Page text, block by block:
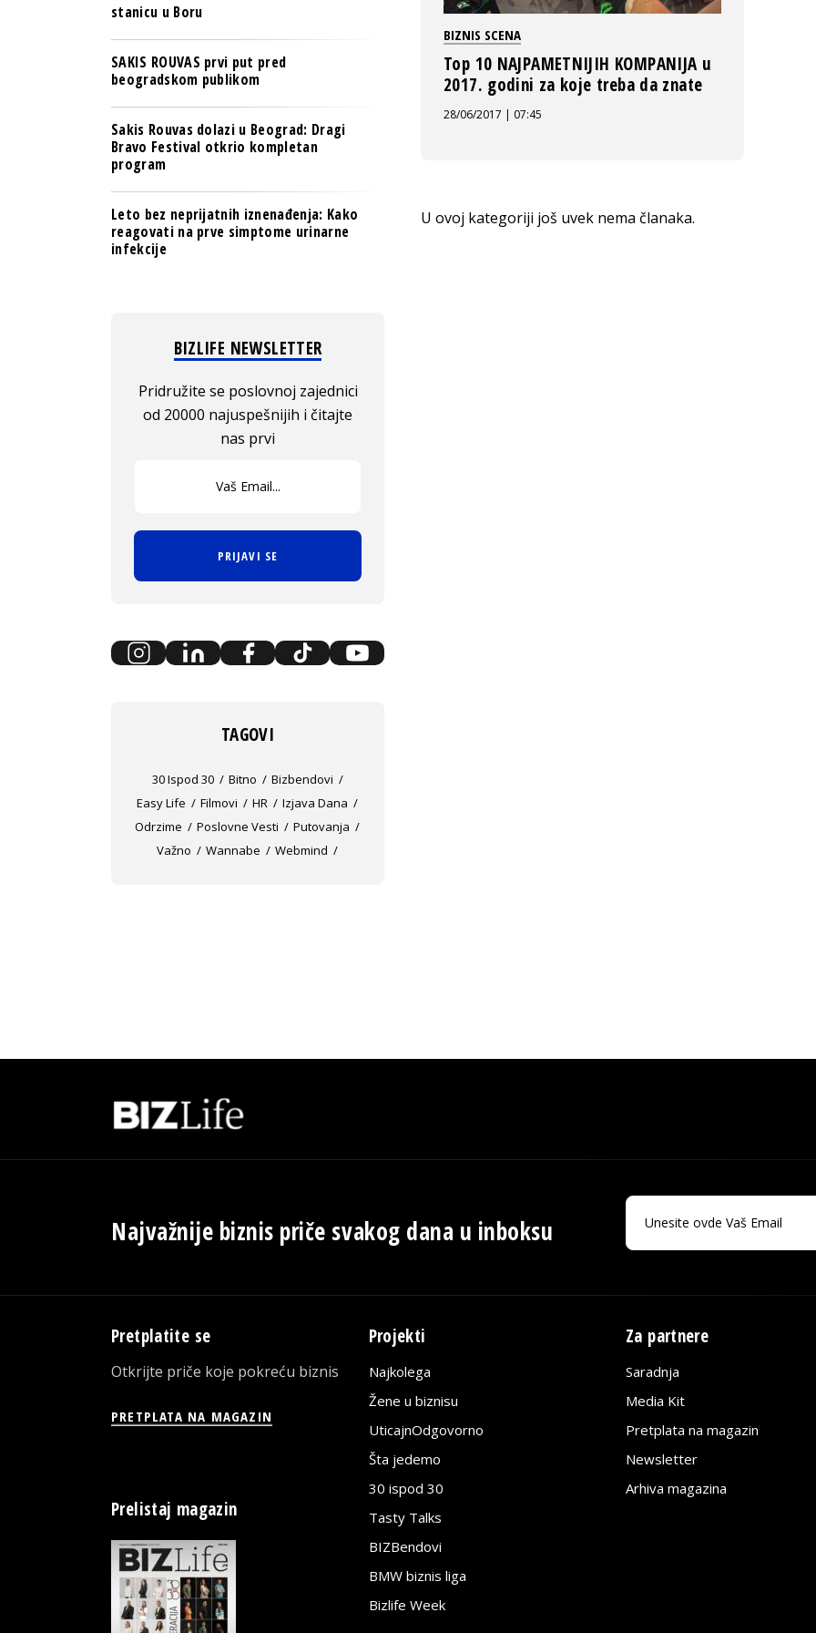
BIZNIS SCENA
Top 10 NAJPAMETNIJIH KOMPANIJA u
2017. godini za koje treba da znate
28/06/2017 | 07:45
U ovoj kategoriji još uvek nema članaka.
stanicu u Boru
SAKIS ROUVAS prvi put pred
beogradskom publikom
Sakis Rouvas dolazi u Beograd: Dragi
Bravo Festival otkrio kompletan
program
Leto bez neprijatnih iznenađenja: Kako
reagovati na prve simptome urinarne
infekcije
BIZLIFE NEWSLETTER
Pridružite se poslovnoj zajednici
od 20000 najuspešnijih i čitajte
nas prvi
PRIJAVI SE
TAGOVI
30 Ispod 30 Bitno
Bizbendovi
Easy Life
Filmovi HR
Izjava Dana
Odrzime
Poslovne Vesti
Putovanja
Važno
Wannabe Webmind
Najvažnije biznis priče svakog dana u inboksu
Pretplatite se
Otkrijte priče koje pokreću biznis
PRETPLATA NA MAGAZIN
Prelistaj magazin
Projekti
Najkolega
Žene u biznisu
UticajnOdgovorno
Šta jedemo
30 ispod 30
Tasty Talks
BIZBendovi
BMW biznis liga
Bizlife Week
Za partnere
Saradnja
Media Kit
Pretplata na magazin
Newsletter
Arhiva magazina